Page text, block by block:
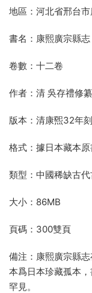
地區：河北省邢台
書名：康熙廣宗縣志
卷數：十二卷
作者：清 吳存禮修纂
版本：清康煕32年
格式：據日本藏本
類型：中國稀缺古
大小：86MB
頁碼：300雙頁
備注：康熙廣宗縣
本爲日本珍藏孤本
罕見。